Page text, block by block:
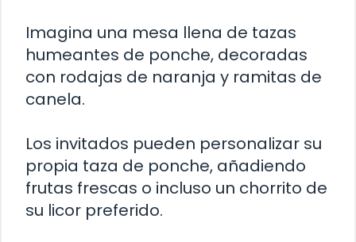
Imagina una mesa llena de tazas
humeantes de ponche, decoradas
con rodajas de naranja y ramitas de
canela.
Los invitados pueden personalizar su
propia taza de ponche, añadiendo
frutas frescas o incluso un chorrito de
su licor preferido.